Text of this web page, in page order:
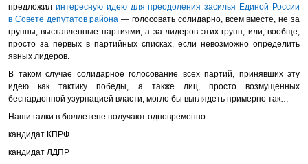
предложил интересную идею для преодоления засилья Единой России
в Совете депутатов района — голосовать солидарно, всем вместе, не за
группы, выставленные партиями, а за лидеров этих групп, или, вообще,
просто за первых в партийных списках, если невозможно определить
явных лидеров.
В таком случае солидарное голосование всех партий, принявших эту
идею как тактику победы, а также лиц, просто возмущенных
беспардонной узурпацией власти, могло бы выглядеть примерно так…
Наши галки в бюллетене получают одновременно:
кандидат КПРФ
кандидат ЛДПР